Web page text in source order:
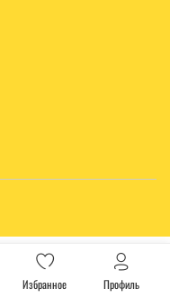
Избранное Профиль